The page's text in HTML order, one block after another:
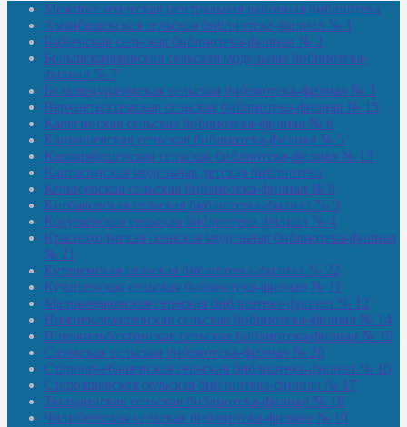
Межпоселенческая центральная районная библиотека
Амзибашевская сельская библиотека-филиал № 1
Бабаевская сельская библиотека-филиал № 2
Большекачаковская сельская модельная библиотека-
филиал № 7
Большекуразовская сельская библиотека-филиал № 3
Верхнетыхтемская сельская библиотека-филиал № 15
Калегинская сельская библиотека-филиал № 6
Калмашевская сельская библиотека-филиал № 5
Калмиябашевская сельская библиотека-филиал № 13
Калтасинская модельная детская библиотека
Кельтеевская сельская библиотека-филиал № 8
Киебаковская сельская библиотека-филиал № 9
Кокушевская сельская библиотека-филиал № 4
Краснохолмская сельская модельная библиотека-филиал
№ 21
Кутеремская сельская библиотека-филиал № 22
Кучашевская сельская библиотека-филиал № 11
Малокачаковская сельская библиотека-филиал № 12
Нижнекачмашевская сельская библиотека-филиал № 14
Новокильбахтинская сельская библиотека-филиал № 19
Сазовская сельская библиотека-филиал № 20
Староорьебашевская сельская библиотека-филиал № 16
Старояшевская сельская библиотека-филиал № 17
Тюльдинская сельская библиотека-филиал № 18
Чилибеевская сельская библиотека-филиал № 10